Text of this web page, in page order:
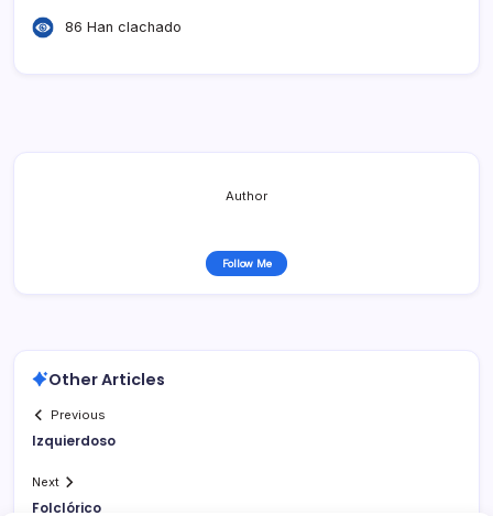
86 Han clachado
Author
Follow Me
Other Articles
Previous
Izquierdoso
Next
Folclórico